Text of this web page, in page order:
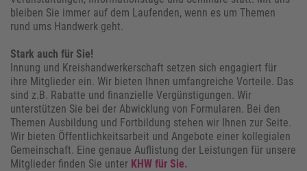
bleiben Sie immer auf dem Laufenden, wenn es um Themen
rund ums Handwerk geht.
Stark auch für Sie!
Innung und Kreishandwerkerschaft setzen sich engagiert für
ihre Mitglieder ein. Wir bieten Ihnen umfangreiche Vorteile. Das
sind z.B. Rabatte und finanzielle Vergünstigungen. Wir
unterstützen Sie bei der Abwicklung von Formularen. Bei den
Themen Ausbildung und Fortbildung stehen wir Ihnen zur Seite.
Wir bieten Öffentlichkeitsarbeit und Angebote einer kollegialen
Gemeinschaft. Eine genaue Auflistung der Leistungen für unsere
Mitglieder finden Sie unter KHW für Sie.